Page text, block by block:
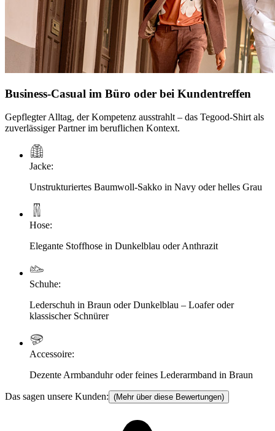
Business-Casual im Büro oder bei Kundentreffen
Gepflegter Alltag, der Kompetenz ausstrahlt – das Tegood-Shirt als
zuverlässiger Partner im beruflichen Kontext.
Jacke:
Unstrukturiertes Baumwoll-Sakko in Navy oder helles Grau
Hose:
Elegante Stoffhose in Dunkelblau oder Anthrazit
Schuhe:
Lederschuh in Braun oder Dunkelblau – Loafer oder
klassischer Schnürer
Accessoire:
Dezente Armbanduhr oder feines Lederarmband in Braun
Das sagen unsere Kunden: (Mehr über diese Bewertungen)